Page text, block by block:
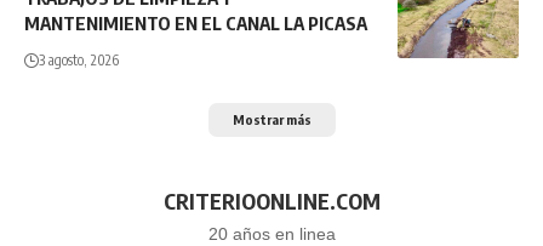
MANTENIMIENTO EN EL CANAL LA PICASA
3 agosto, 2026
Mostrar más
CRITERIOONLINE.COM
20 años en linea